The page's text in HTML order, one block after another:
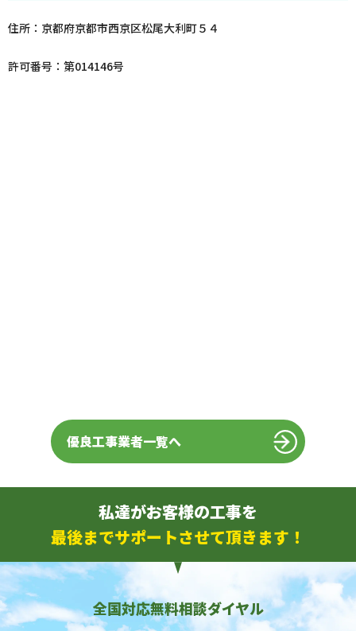
住所：京都府京都市西京区松尾大利町５４
許可番号：第014146号
優良工事業者一覧へ
私達がお客様の工事を
最後までサポートさせて頂きます！
全国対応無料相談ダイヤル